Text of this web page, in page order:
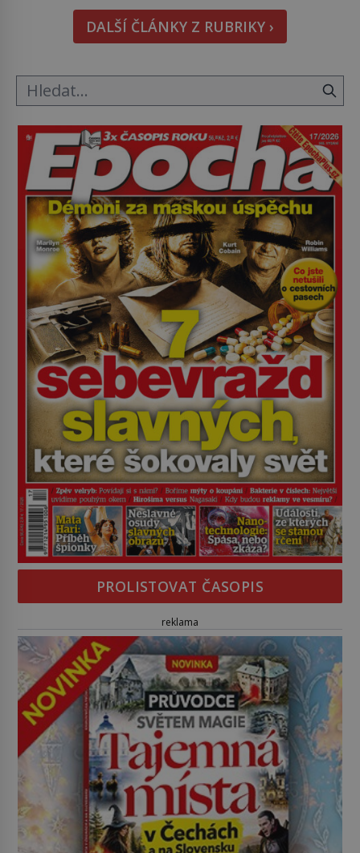
Tato veselá podívaná připomíná jeden z
nejpodivnějších a zároveň nejkrutějších zvyků […]
DALŠÍ ČLÁNKY Z RUBRIKY ›
PROLISTOVAT ČASOPIS
reklama